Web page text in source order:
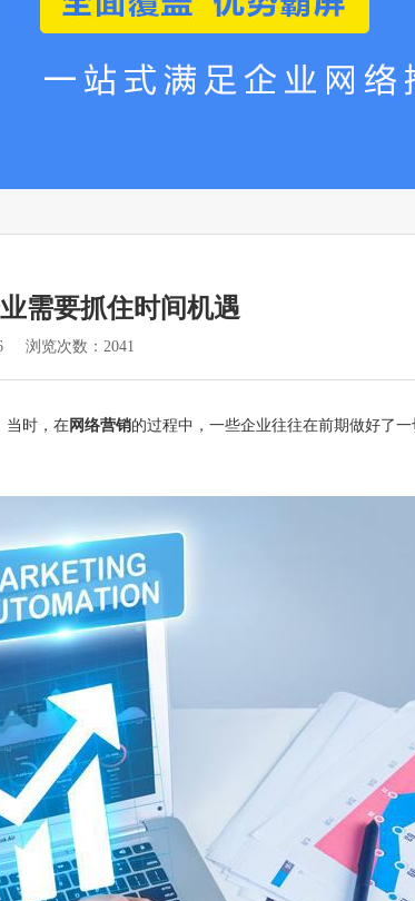
需要抓住时间机遇
浏览次数：2041
当时，在网络营销的过程中，一些企业往往在前期做好了